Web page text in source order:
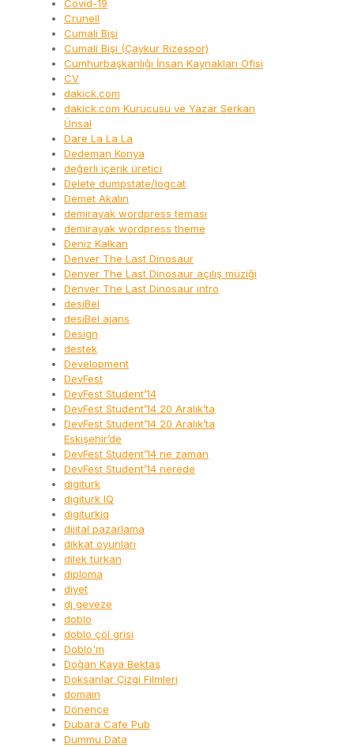
Covid-19
Crunell
Cumali Bişi
Cumali Bişi (Çaykur Rizespor)
Cumhurbaşkanlığı İnsan Kaynakları Ofisi
CV
dakick.com
dakick.com Kurucusu ve Yazar Serkan
Ünsal
Dare La La La
Dedeman Konya
değerli içerik üretici
Delete dumpstate/logcat
Demet Akalın
demirayak wordpress teması
demirayak wordpress theme
Deniz Kalkan
Denver The Last Dinosaur
Denver The Last Dinosaur açılış müziği
Denver The Last Dinosaur intro
desiBel
desiBel ajans
Design
destek
Development
DevFest
DevFest Student’14
DevFest Student’14 20 Aralık’ta
DevFest Student’14 20 Aralık’ta
Eskişehir’de
DevFest Student’14 ne zaman
DevFest Student’14 nerede
digiturk
digiturk IQ
digiturkiq
dijital pazarlama
dikkat oyunları
dilek türkan
diploma
diyet
dj geveze
doblo
doblo çöl grisi
Doblo'm
Doğan Kaya Bektaş
Doksanlar Çizgi Filmleri
domain
Dönence
Dubara Cafe Pub
Dummu Data